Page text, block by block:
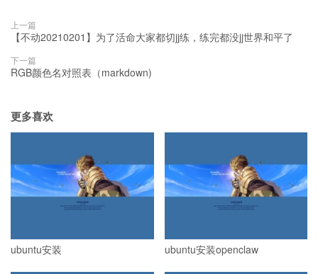
上一篇
【不动20210201】为了活命大家都切jj练，练完都没jj世界和平了
下一篇
RGB颜色名对照表（markdown)
更多喜欢
ubuntu安装 ubuntu安装openclaw